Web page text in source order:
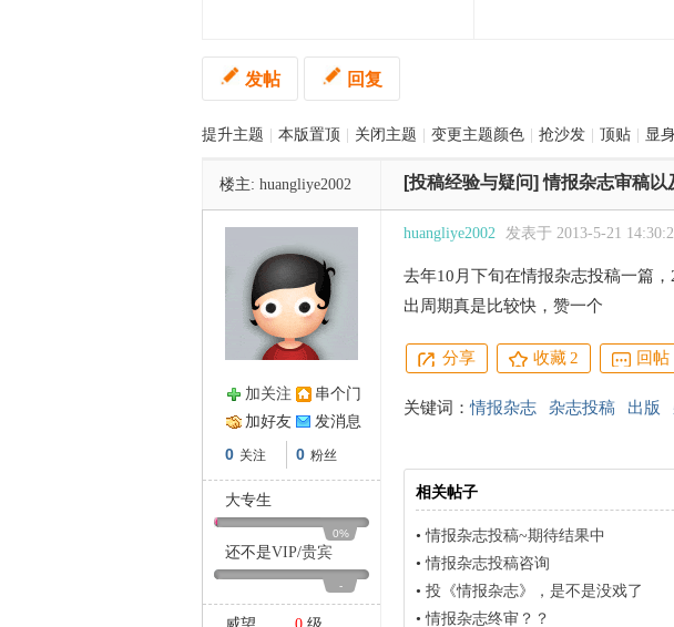
发帖 回复
提升主题 本版置顶 关闭主题 变更主题颜色 抢沙发 顶贴 显
楼主: huangliye2002 [投稿经验与疑问] 情报杂志审稿以
加关注
串个门
加好友
发消息
0 关注 0 粉丝
大专生
0%
还不是VIP/贵宾
-
huangliye2002 发表于 2013-5-21
去年10月下旬在情报杂志投稿一篇
出周期真是比较快，赞一个
分享 收藏2 回帖
关键词：情报杂志 杂志投稿 出版
相关帖子
•情报杂志投稿~期待结果中
•情报杂志投稿咨询
• 投《情报杂志》，是不是没戏了
•情报杂志终审？？